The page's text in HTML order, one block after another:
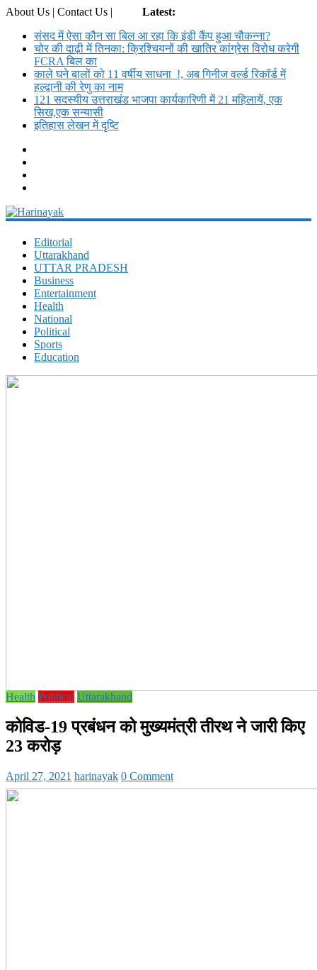
About Us | Contact Us |
Latest:
संसद में ऐसा कौन सा बिल आ रहा कि इंडी कैंप हुआ चौकन्ना?
चोर की दाढ़ी में तिनका: क्रिश्चियनों की खातिर कांग्रेस विरोध करेगी
FCRA बिल का
काले घने बालों को 11 वर्षीय साधना !, अब गिनीज वर्ल्ड रिकॉर्ड में
हल्द्वानी की रेणु का नाम
121 सदस्यीय उत्तराखंड भाजपा कार्यकारिणी में 21 महिलायें, एक
सिख,एक सन्यासी
इतिहास लेखन में दृष्टि
Harinayak
Daily
News
Portal
Editorial
Uttarakhand
UTTAR PRADESH
Business
Entertainment
Health
National
Political
Sports
Education
Health Political Uttarakhand
कोविड-19 प्रबंधन को मुख्यमंत्री तीरथ ने जारी किए
23 करोड़
April 27, 2021 harinayak 0 Comment